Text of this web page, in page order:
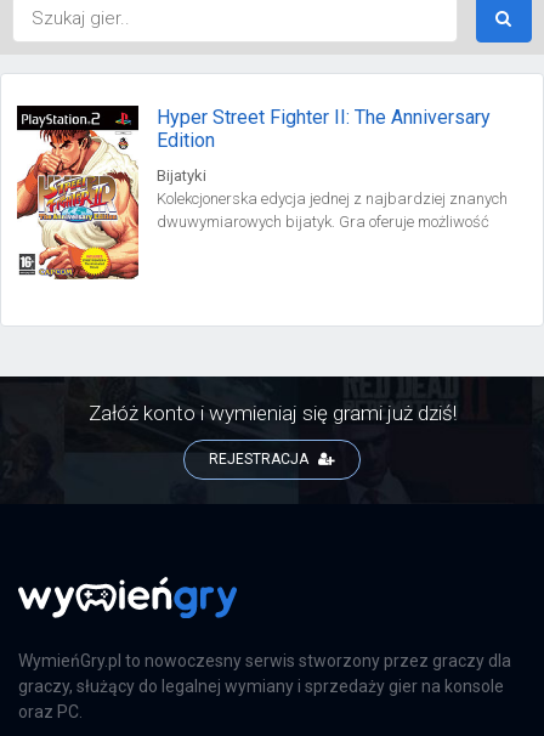
Hyper Street Fighter II: The Anniversary
Edition
Bijatyki
Kolekcjonerska edycja jednej z najbardziej znanych
dwuwymiarowych bijatyk. Gra oferuje możliwość
Załóż konto i wymieniaj się grami już dziś!
REJESTRACJA
WymieńGry.pl to nowoczesny serwis stworzony przez graczy dla
graczy, służący do legalnej wymiany i sprzedaży gier na konsole
oraz PC.